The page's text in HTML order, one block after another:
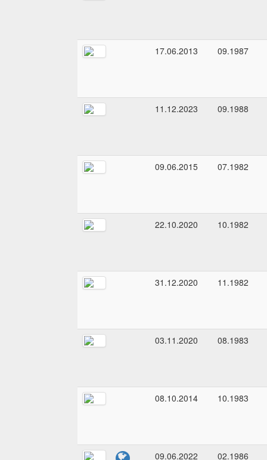
17.06.2013 09.1987
11.12.2023 09.1988
09.06.2015 07.1982
22.10.2020 10.1982
31.12.2020 11.1982
03.11.2020 08.1983
08.10.2014 10.1983
09.06.2022 02.1986